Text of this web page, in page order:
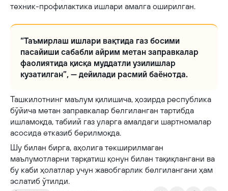
техник-профилактика ишлари амалга оширилган.
“Таъмирлаш ишлари вақтида газ босими
пасайиши сабабли айрим метан заправкалар
фаолиятида қисқа муддатли узилишлар
кузатилган”, — дейилади расмий баёнотда.
Ташкилотнинг маълум қилишича, ҳозирда республика
бўйича метан заправкалар белгиланган тартибда
ишламоқда, табиий газ уларга амалдаги шартномалар
асосида етказиб берилмоқда.
Шу билан бирга, аҳолига текширилмаган
маълумотларни тарқатиш қонун билан тақиқлангани ва
бу каби ҳолатлар учун жавобгарлик белгилангани ҳам
эслатиб ўтилди.